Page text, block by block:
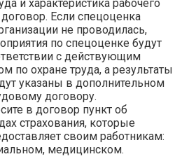
и характеристика рабочего
Если спецоценка
не проводилась,
по спецоценке будут
с действующим
по охране труда, а результаты
указаны в дополнительном
договору.
в договор пункт об
страхования, которые
своим работникам:
медицинском.